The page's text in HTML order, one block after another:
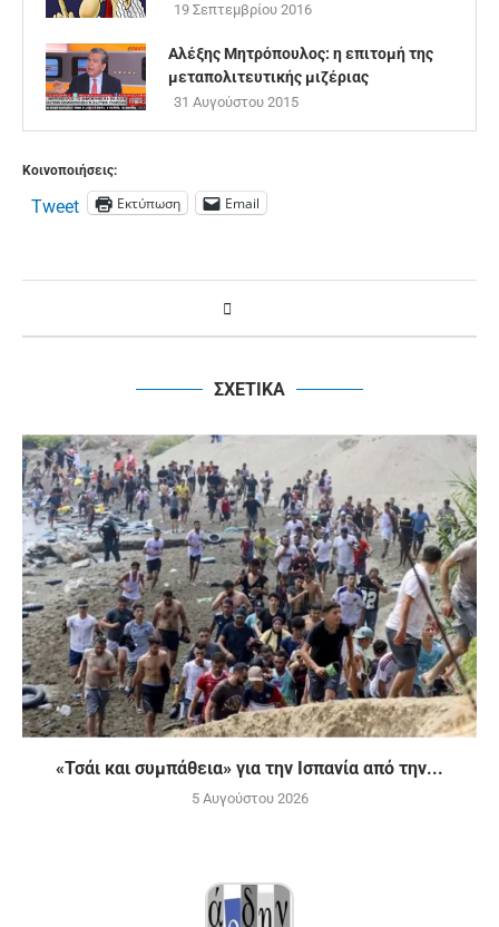
19 Σεπτεμβρίου 2016
Αλέξης Μητρόπουλος: η επιτομή της
μεταπολιτευτικής μιζέριας
31 Αυγούστου 2015
Κοινοποιήσεις:
Tweet Εκτύπωση Email
ΣΧΕΤΙΚΑ
«Τσάι και συμπάθεια» για την Ισπανία από την...
5 Αυγούστου 2026